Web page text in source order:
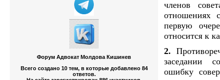
Форум Адвокат Молдова Кишинев
Всего создано 10 тем, в которые добавлено 84
ответов.
членов
первую
относится к
2.
заседании
ошибку